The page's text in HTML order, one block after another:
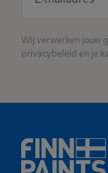
Wij verwerken jouw
privacybeleid en je